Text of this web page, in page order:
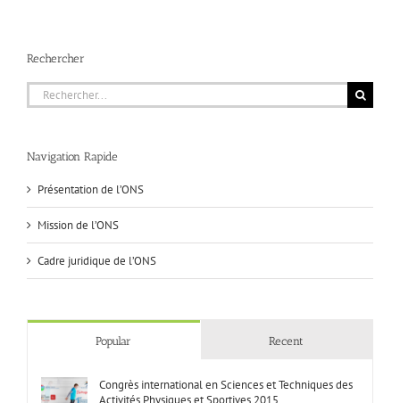
Rechercher
Rechercher:
Navigation Rapide
Présentation de l’ONS
Mission de l’ONS
Cadre juridique de l’ONS
Popular Recent
Congrès international en Sciences et Techniques des
Activités Physiques et Sportives 2015